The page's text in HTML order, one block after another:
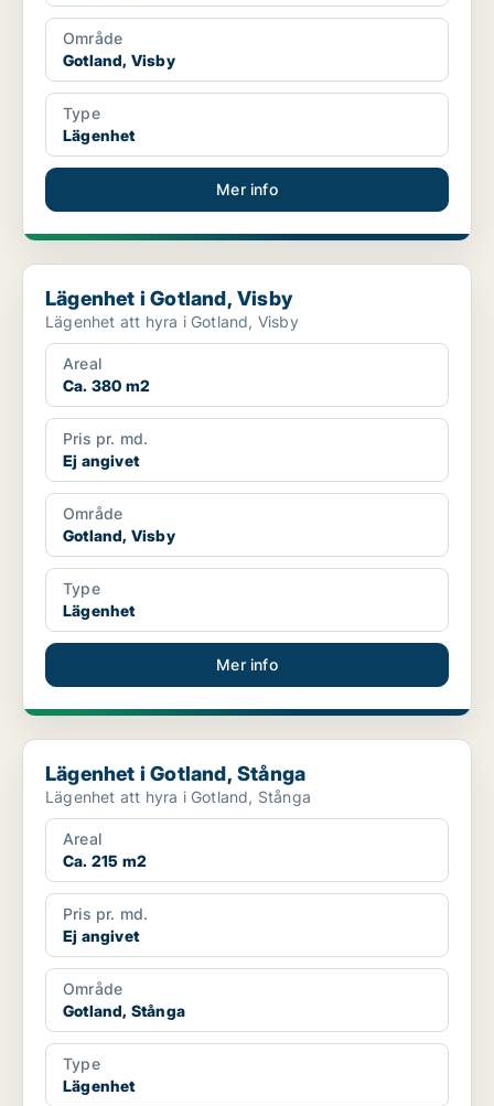
Område
Gotland, Visby
Type
Lägenhet
Mer info
Lägenhet i Gotland, Visby
Lägenhet i Gotland, Visby
Lägenhet att hyra i Gotland, Visby
Areal
Ca. 380 m2
Pris pr. md.
Ej angivet
Område
Gotland, Visby
Type
Lägenhet
Mer info
Lägenhet i Gotland, Stånga
Lägenhet i Gotland, Stånga
Lägenhet att hyra i Gotland, Stånga
Areal
Ca. 215 m2
Pris pr. md.
Ej angivet
Område
Gotland, Stånga
Type
Lägenhet